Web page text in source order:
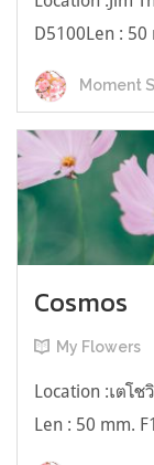
D5100Len : 50
Moment
Cosmos
My Flowers
Location :เตโ
Len : 50 mm.